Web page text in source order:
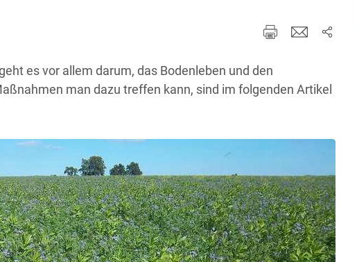
es vor allem darum, das Bodenleben und den
man dazu treffen kann, sind im folgenden Artikel